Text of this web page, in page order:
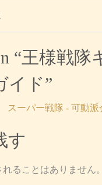
“王様戦隊
イド”
ーパー戦隊 - 可動派
す
ることはありません。